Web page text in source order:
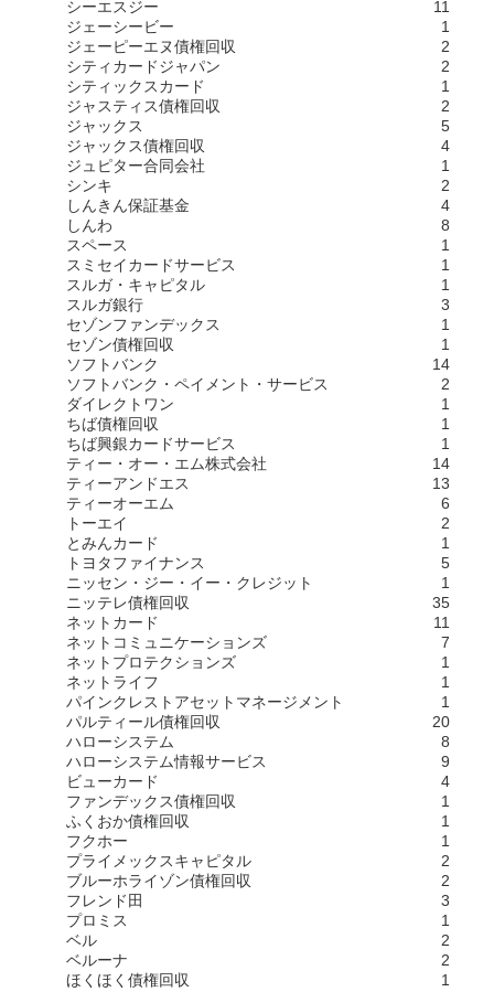
シーエスジー
11
ジェーシービー
1
ジェーピーエヌ債権回収
2
シティカードジャパン
2
シティックスカード
1
ジャスティス債権回収
2
ジャックス
5
ジャックス債権回収
4
ジュピター合同会社
1
シンキ
2
しんきん保証基金
4
しんわ
8
スペース
1
スミセイカードサービス
1
スルガ・キャピタル
1
スルガ銀行
3
セゾンファンデックス
1
セゾン債権回収
1
ソフトバンク
14
ソフトバンク・ペイメント・サービス
2
ダイレクトワン
1
ちば債権回収
1
ちば興銀カードサービス
1
ティー・オー・エム株式会社
14
ティーアンドエス
13
ティーオーエム
6
トーエイ
2
とみんカード
1
トヨタファイナンス
5
ニッセン・ジー・イー・クレジット
1
ニッテレ債権回収
35
ネットカード
11
ネットコミュニケーションズ
7
ネットプロテクションズ
1
ネットライフ
1
パインクレストアセットマネージメント
1
パルティール債権回収
20
ハローシステム
8
ハローシステム情報サービス
9
ビューカード
4
ファンデックス債権回収
1
ふくおか債権回収
1
フクホー
1
プライメックスキャピタル
2
ブルーホライゾン債権回収
2
フレンド田
3
プロミス
1
ベル
2
ベルーナ
2
ほくほく債権回収
1